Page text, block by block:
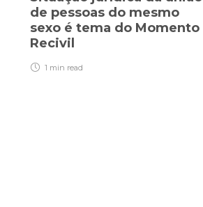
de pessoas do mesmo
sexo é tema do Momento
Recivil
1 min read